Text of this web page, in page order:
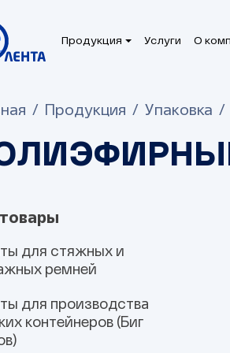
Продукция Услуги О
Продукция Упаковка
для стяжных и
ремней
для производства
контейнеров (Биг